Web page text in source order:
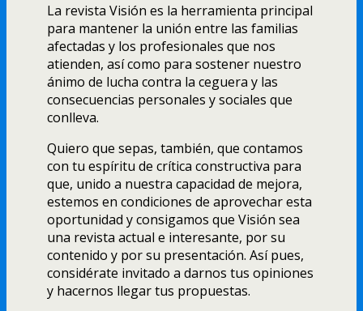
La revista Visión es la herramienta principal
para mantener la unión entre las familias
afectadas y los profesionales que nos
atienden, así­ como para sostener nuestro
ánimo de lucha contra la ceguera y las
consecuencias personales y sociales que
conlleva.
Quiero que sepas, también, que contamos
con tu espí­ritu de crí­tica constructiva para
que, unido a nuestra capacidad de mejora,
estemos en condiciones de aprovechar esta
oportunidad y consigamos que Visión sea
una revista actual e interesante, por su
contenido y por su presentación. Así­ pues,
considérate invitado a darnos tus opiniones
y hacernos llegar tus propuestas.